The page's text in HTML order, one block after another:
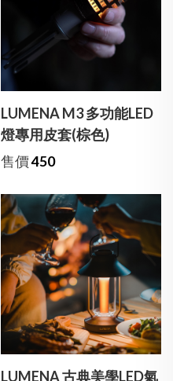
LUMENA M3 多功能LED
燈專用皮套(棕色)
售價450
LUMENA 古典美學LED氣